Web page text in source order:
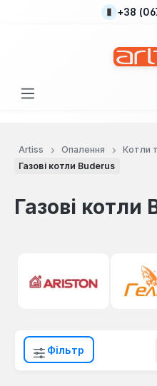
Перейти до основного
+38
Artiss Опалення Котли
Газові котли Buderus
Газові котли
Фільтр